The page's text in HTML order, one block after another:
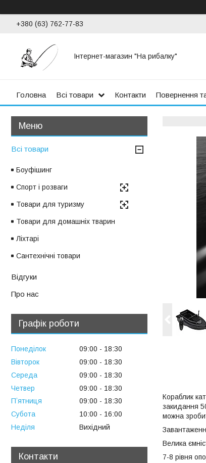
+380 (63) 762-77-83
Інтернет-магазин "На рибалку"
Головна Всі товари Контакти Повернення
Кораблик
закидання
можна
Велика
7-8 рівня
Всі товари
Боуфішинг
Спорт і розваги
Товари для туризму
Товари для домашніх тварин
Ліхтарі
Сантехнічні товари
Відгуки
Про нас
Графік роботи
Понеділок 09:00
18:30
Вівторок
09:00
18:30
Середа
09:00
18:30
Четвер
09:00
18:30
Пʼятниця
09:00
18:30
Субота
10:00
16:00
Неділя
Вихідний
Контакти